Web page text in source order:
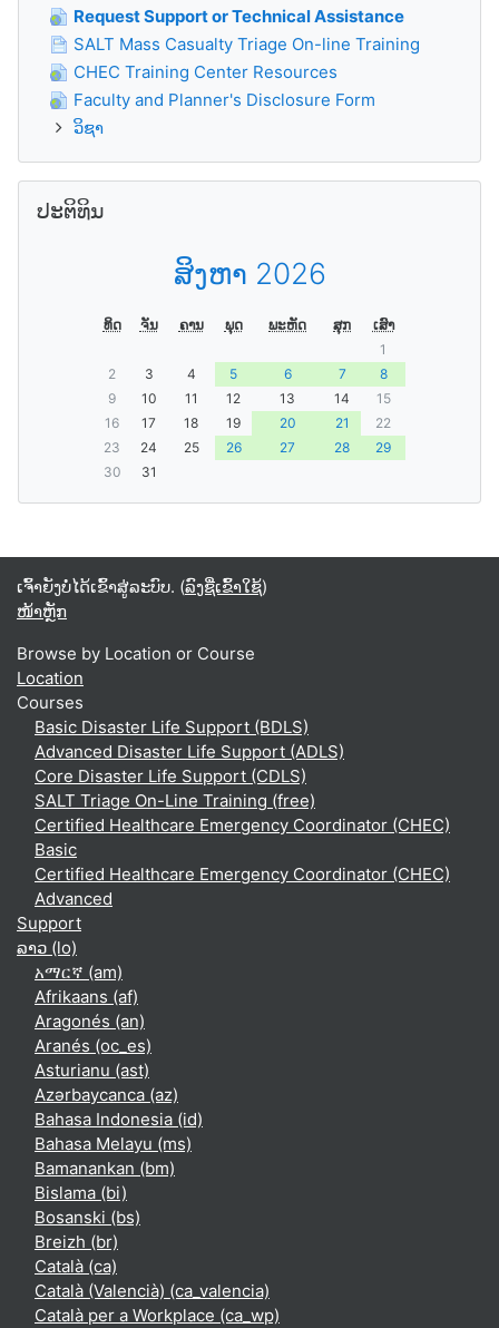
Request Support or Technical Assistance
SALT Mass Casualty Triage On-line Training
CHEC Training Center Resources
Faculty and Planner's Disclosure Form
ວິຊາ
ປະຕິທິນ
ສິງຫາ 2026
ທິດ ຈັນ ຄານ ພຸດ ພະຫັດ ສຸກ
ເສົາ
1
2
3 4 5 6 7
8
9
10 11 12 13 14
15
16
17 18 19 20 21
22
23
24 25 26 27 28
29
30
31
ເຈົ້າຍັງບໍ່ໄດ້ເຂົ້າສູ່ລະບົບ. (ລົງຊື່ເຂົ້າໃຊ້)
ໜ້າຫຼັກ
Browse by Location or Course
Location
Courses
Basic Disaster Life Support (BDLS)
Advanced Disaster Life Support (ADLS)
Core Disaster Life Support (CDLS)
SALT Triage On-Line Training (free)
Certified Healthcare Emergency Coordinator (CHEC)
Basic
Certified Healthcare Emergency Coordinator (CHEC)
Advanced
Support
ລາວ ‎(lo)‎
አማርኛ ‎(am)‎
Afrikaans ‎(af)‎
Aragonés ‎(an)‎
Aranés ‎(oc_es)‎
Asturianu ‎(ast)‎
Azərbaycanca ‎(az)‎
Bahasa Indonesia ‎(id)‎
Bahasa Melayu ‎(ms)‎
Bamanankan ‎(bm)‎
Bislama ‎(bi)‎
Bosanski ‎(bs)‎
Breizh ‎(br)‎
Català ‎(ca)‎
Català (Valencià) ‎(ca_valencia)‎
Català per a Workplace ‎(ca_wp)‎